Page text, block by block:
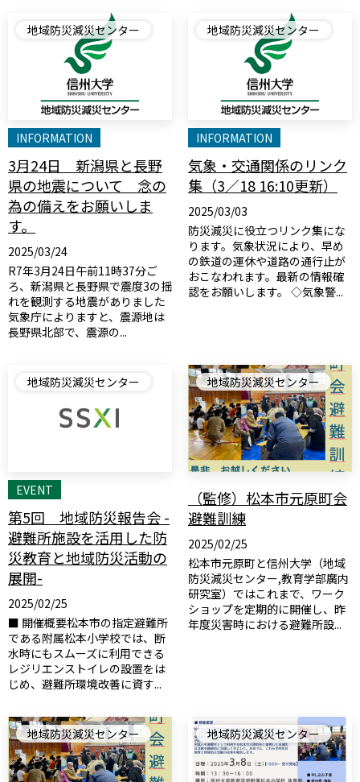
地域防災減災センター
INFORMATION
3月24日 新潟県と長野
県の地震について 念の
為の備えをお願いしま
す。
2025/03/24
R7年3月24日午前11時37分ご
ろ、新潟県と長野県で震度3の揺
れを観測する地震がありました
気象庁によりますと、震源地は
長野県北部で、震源の...
地域防災減災センター
INFORMATION
気象・交通関係のリンク
集（3／18 16:10更新）
2025/03/03
防災減災に役立つリンク集にな
ります。気象状況により、早め
の鉄道の運休や道路の通行止が
おこなわれます。最新の情報確
認をお願いします。 ◇気象警...
地域防災減災センター
EVENT
第5回 地域防災報告会 -
避難所施設を活用した防
災教育と地域防災活動の
展開-
2025/02/25
■ 開催概要松本市の指定避難所
である附属松本小学校では、断
水時にもスムーズに利用できる
レジリエンストイレの設置をは
じめ、避難所環境改善に資す...
地域防災減災センター
（監修）松本市元原町会
避難訓練
2025/02/25
松本市元原町と信州大学（地域
防災減災センター,教育学部廣内
研究室）ではこれまで、ワーク
ショップを定期的に開催し、昨
年度災害時における避難所設...
地域防災減災センター 地域防災減災センター